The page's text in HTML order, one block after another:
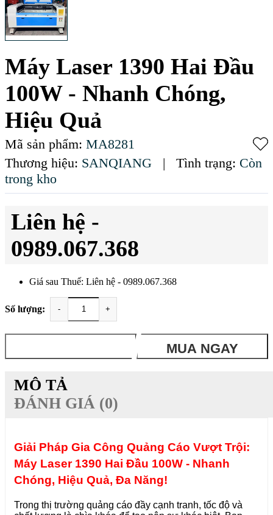
Máy Laser 1390 Hai Đầu
100W - Nhanh Chóng,
Hiệu Quả
Mã sản phẩm: MA8281
Thương hiệu: SANQIANG | Tình trạng: Còn
trong kho
Liên hệ -
0989.067.368
Giá sau Thuế: Liên hệ - 0989.067.368
Số lượng: - +
MUA NGAY
MÔ TẢ
ĐÁNH GIÁ (0)
Giải Pháp Gia Công Quảng Cáo Vượt Trội:
Máy Laser 1390 Hai Đầu 100W - Nhanh
Chóng, Hiệu Quả, Đa Năng!
Trong thị trường quảng cáo đầy cạnh tranh, tốc độ và